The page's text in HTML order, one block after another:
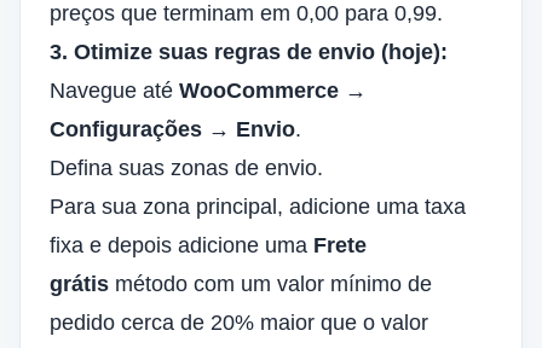
preços que terminam em 0,00 para 0,99.
3. Otimize suas regras de envio (hoje):
Navegue até WooCommerce →
Configurações → Envio.
Defina suas zonas de envio.
Para sua zona principal, adicione uma taxa
fixa e depois adicione uma Frete
grátis método com um valor mínimo de
pedido cerca de 20% maior que o valor